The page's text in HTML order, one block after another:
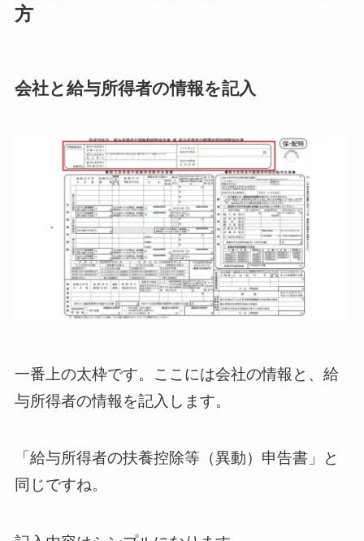
方
会社と給与所得者の情報を記入
一番上の太枠です。ここには会社の情報と、給
与所得者の情報を記入します。
「給与所得者の扶養控除等（異動）申告書」と
同じですね。